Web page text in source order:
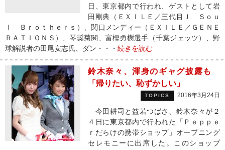
日、東京都内で行われ、ゲストとして岩
田剛典（ＥＸＩＬＥ／三代目Ｊ Ｓｏｕ
ｌ Ｂｒｏｔｈｅｒｓ）、関口メンディー（ＥＸＩＬＥ／ＧＥＮＥ
ＲＡＴＩＯＮＳ）、琴奨菊関、富樫勇樹選手（千葉ジェッツ）、野
球解説者の田尾安志氏、ダン・・・ 続きを読む
鈴木奈々、渾身のギャグ披露も
「帰りたい、恥ずかしい」
TOPICS 2016年3月24日
今田耕司と益若つばさ、鈴木奈々が２
４日に東京都内で行われた「Ｐｅｐｐｅ
ｒだらけの携帯ショップ」オープニング
セレモニーに出席した。このショップ